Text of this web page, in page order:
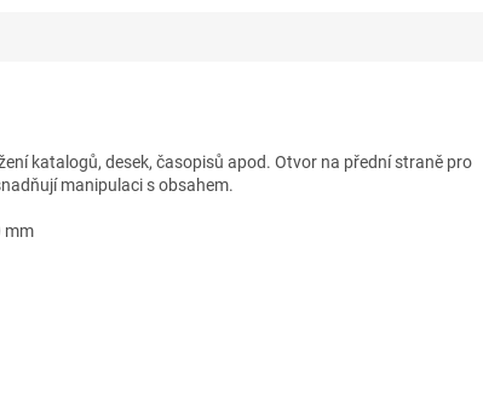
katalogů, desek, časopisů apod. Otvor na přední straně pro
manipulaci s obsahem.
mm